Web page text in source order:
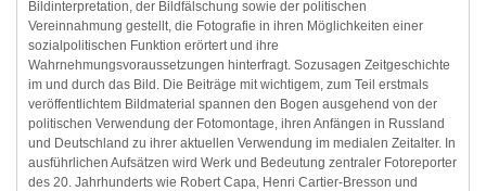
Bildinterpretation, der Bildfälschung sowie der politischen
Vereinnahmung gestellt, die Fotografie in ihren Möglichkeiten einer
sozialpolitischen Funktion erörtert und ihre
Wahrnehmungsvoraussetzungen hinterfragt. Sozusagen Zeitgeschichte
im und durch das Bild. Die Beiträge mit wichtigem, zum Teil erstmals
veröffentlichtem Bildmaterial spannen den Bogen ausgehend von der
politischen Verwendung der Fotomontage, ihren Anfängen in Russland
und Deutschland zu ihrer aktuellen Verwendung im medialen Zeitalter. In
ausführlichen Aufsätzen wird Werk und Bedeutung zentraler Fotoreporter
des 20. Jahrhunderts wie Robert Capa, Henri Cartier-Bresson und